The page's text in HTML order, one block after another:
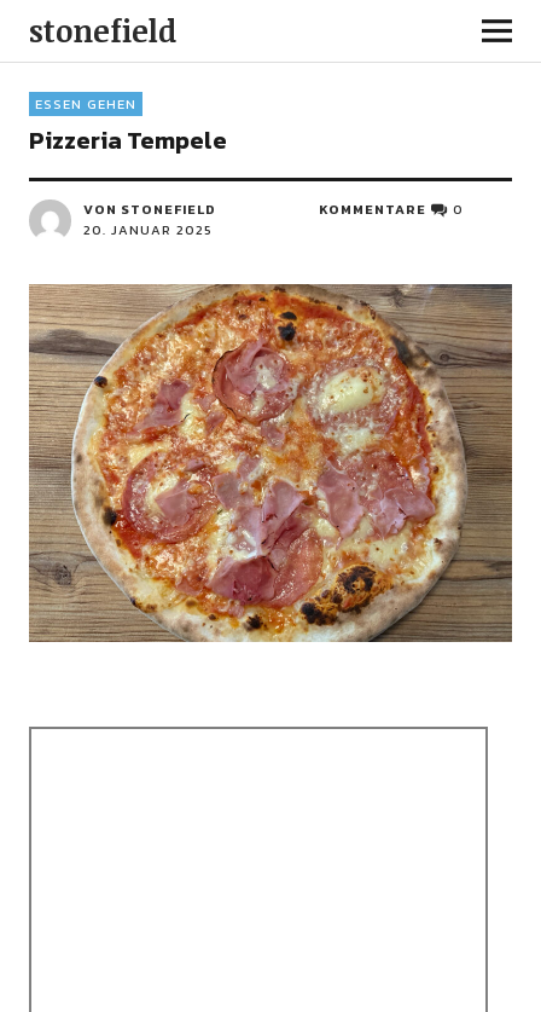
stonefield
ESSEN GEHEN
Pizzeria Tempele
VON STONEFIELD
20. JANUAR 2025
KOMMENTARE 0